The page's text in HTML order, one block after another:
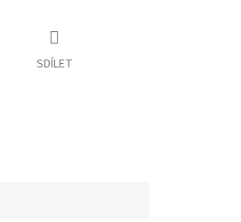
SDÍLET